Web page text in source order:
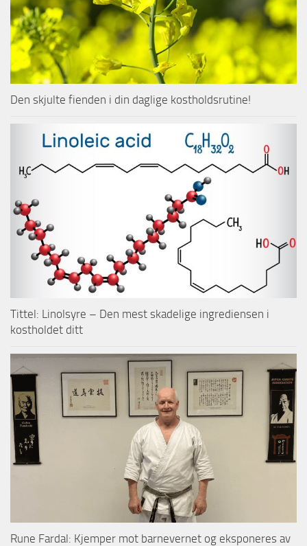
Den skjulte fienden i din daglige kostholdsrutine!
Tittel: Linolsyre – Den mest skadelige ingrediensen i
kostholdet ditt
Rune Fardal: Kjemper mot barnevernet og eksponeres av